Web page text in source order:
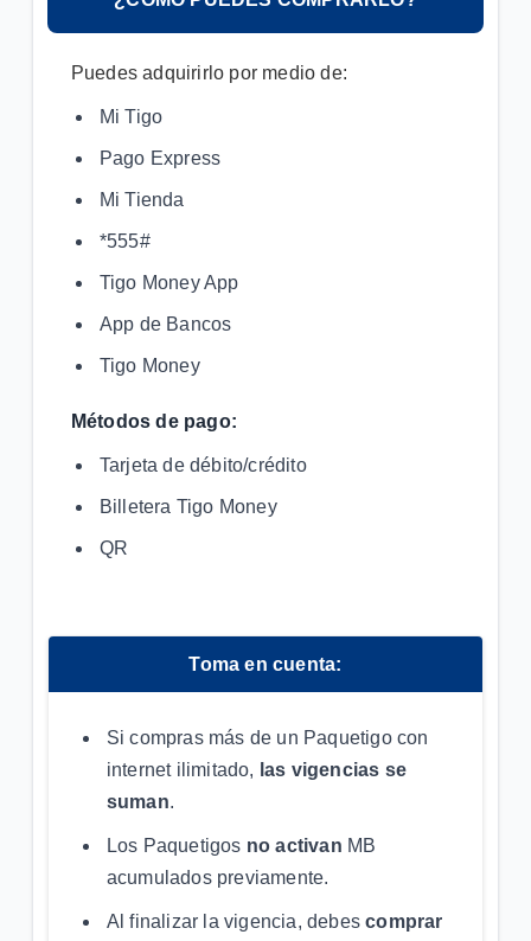
inteligente | Conoce Google Lens
Cuida tus finanzas | Aprende a controlar tus gastos
diarios y a ahorrar con estas apps.
VER MÁS
Puedes adquirirlo por medio de:
Mi Tigo
Pago Express
Mi Tienda
*555#
Tigo Money App
App de Bancos
Tigo Money
Métodos de pago:
Tarjeta de débito/crédito
Billetera Tigo Money
QR
Toma en cuenta:
Si compras más de un Paquetigo con
internet ilimitado, las vigencias se
suman.
Los Paquetigos no activan MB
acumulados previamente.
Al finalizar la vigencia, debescomprar